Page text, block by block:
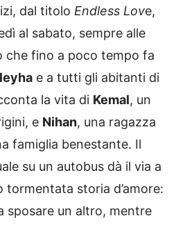
dal titolo Endless Love,
al sabato, sempre alle
che fino a poco tempo fa
e a tutti gli abitanti di
la vita di Kemal, un
e Nihan, una ragazza
famiglia benestante. Il
su un autobus dà il via a
tormentata storia d’amore:
sposare un altro, mentre